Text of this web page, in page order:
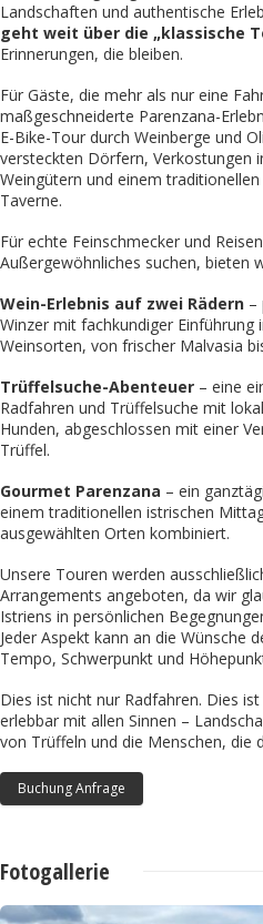
Landschaften und authentische
geht weit über die „klassische
Erinnerungen, die bleiben.
Für Gäste, die mehr als nur eine
maßgeschneiderte Parenzana-
E-Bike-Tour durch Weinberge und
versteckten Dörfern, Verkostungen
Weingütern und einem
Taverne.
Für echte Feinschmecker und
Außergewöhnliches suchen, bieten
Wein-Erlebnis auf zwei Rädern –
Winzer mit fachkundiger Einführung
Weinsorten, von frischer Malvasia
Trüffelsuche-Abenteuer – eine
Radfahren und Trüffelsuche mit
Hunden, abgeschlossen mit einer
Trüffel.
Gourmet Parenzana – ein
einem traditionellen istrischen
ausgewählten Orten kombiniert.
Unsere Touren werden
Arrangements angeboten, da wir
Istriens in persönlichen
Jeder Aspekt kann an die Wünsche
Tempo, Schwerpunkt und
Dies ist nicht nur Radfahren. Dies
erlebbar mit allen Sinnen –
von Trüffeln und die Menschen, die
Buchung Anfrage
Fotogallerie